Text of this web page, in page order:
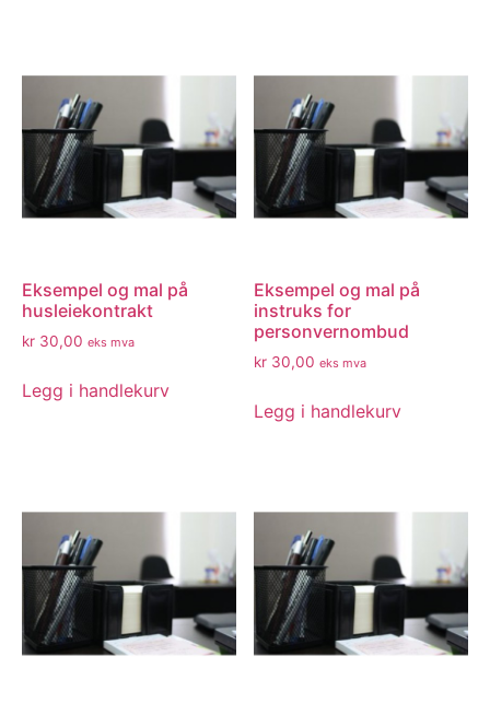
Eksempel og mal på
husleiekontrakt
kr 30,00 eks mva
Legg i handlekurv
Eksempel og mal på
instruks for
personvernombud
kr 30,00 eks mva
Legg i handlekurv